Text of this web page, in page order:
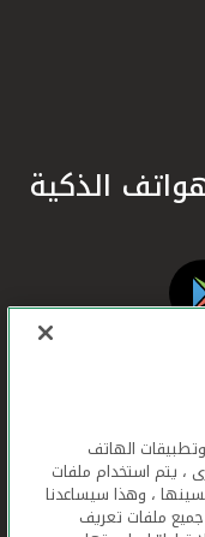
عندما تستخدم ,kfh.com, kfhonline.com وتطبيقات الهاتف
، يتم استخدام ملفات
، وهذا سيساعدنا
ملفات تعريف